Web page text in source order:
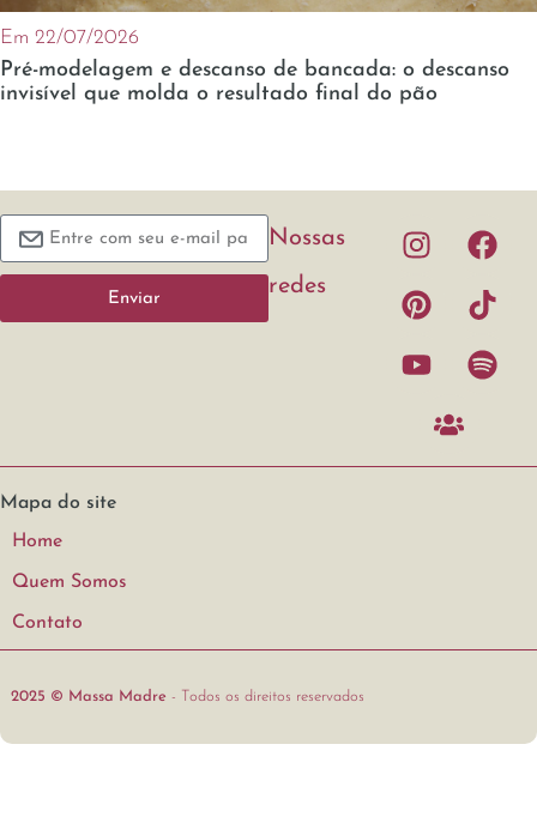
Em 22/07/2026
Pré-modelagem e descanso de bancada: o descanso
invisível que molda o resultado final do pão
Enviar
Nossas
redes
Mapa do site
Home
Quem Somos
Contato
2025 © Massa Madre - Todos os direitos reservados